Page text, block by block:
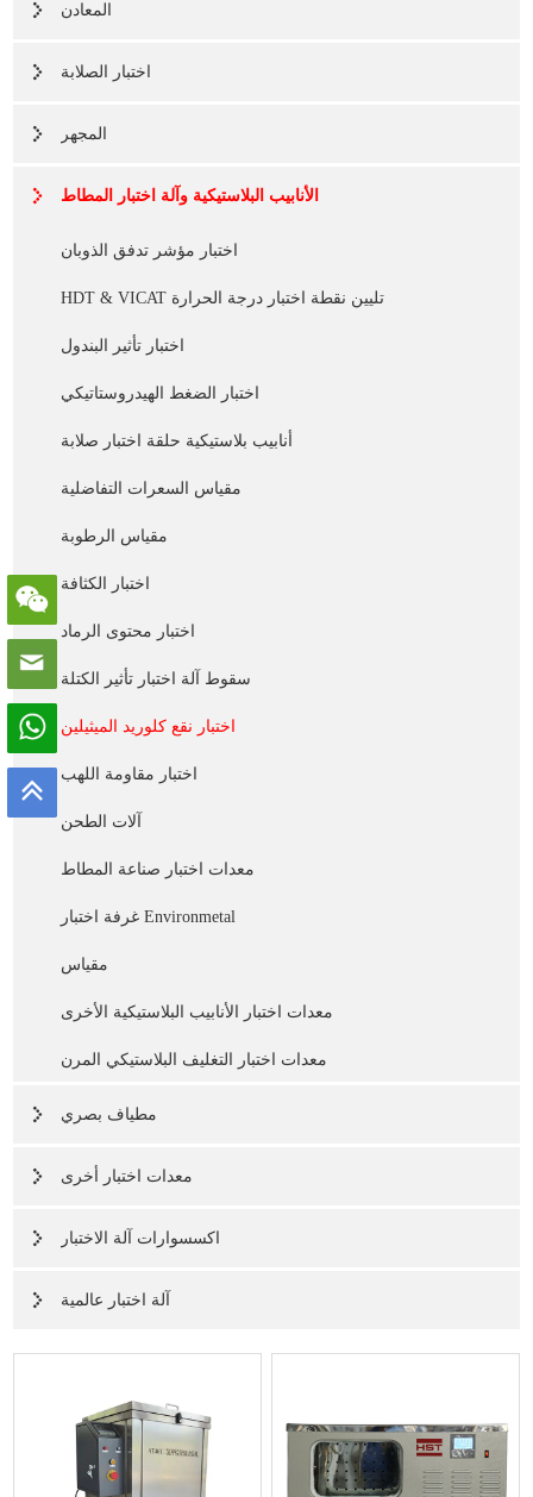
المعادن
اختبار الصلابة
المجهر
الأنابيب البلاستيكية وآلة اختبار المطاط
اختبار مؤشر تدفق الذوبان
HDT & VICAT تليين نقطة اختبار درجة الحرارة
اختبار تأثير البندول
اختبار الضغط الهيدروستاتيكي
أنابيب بلاستيكية حلقة اختبار صلابة
مقياس السعرات التفاضلية
مقياس الرطوبة
اختبار الكثافة
اختبار محتوى الرماد
سقوط آلة اختبار تأثير الكتلة
اختبار نقع كلوريد الميثيلين
اختبار مقاومة اللهب
آلات الطحن
معدات اختبار صناعة المطاط
غرفة اختبار Environmetal
مقياس
معدات اختبار الأنابيب البلاستيكية الأخرى
معدات اختبار التغليف البلاستيكي المرن
مطياف بصري
معدات اختبار أخرى
اكسسوارات آلة الاختبار
آلة اختبار عالمية